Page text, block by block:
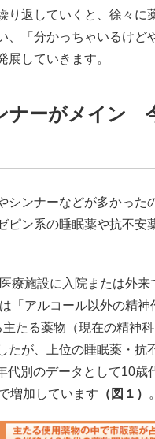
り返していくと、徐々に
、「分かっちゃいるけど
していきます。
ナーがメイン
ンナーなどが多かった
ピン系の睡眠薬や抗不安
療施設に入院または外
「アルコール以外の精
たる薬物（現在の精神
が、上位の睡眠薬・抗
代別のデータとして10
増加しています （図１） 。